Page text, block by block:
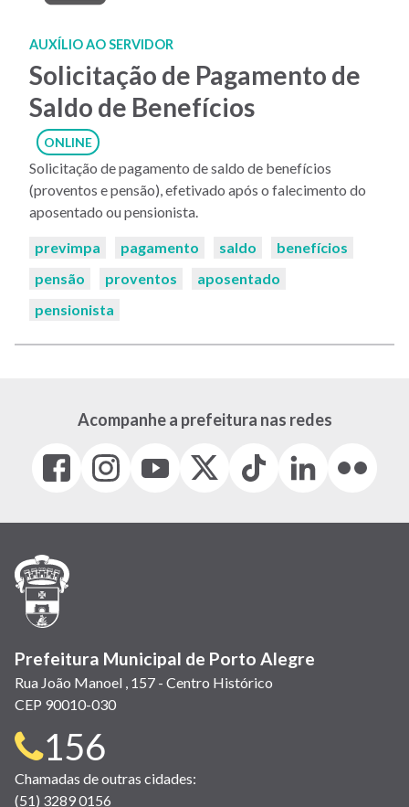
AUXÍLIO AO SERVIDOR
Solicitação de Pagamento de
Saldo de Benefícios
ONLINE
Solicitação de pagamento de saldo de benefícios
(proventos e pensão), efetivado após o falecimento do
aposentado ou pensionista.
Palavras-
previmpa pagamento saldo
benefícios
pensão
proventos
aposentado
pensionista
Acompanhe a prefeitura nas redes
Facebook
(link
em
janela)
Instagram
(link
em
(link
em
(Antigo
(link
Tiktok
(link
em
LinkedIn
(link
em
(link
em
Prefeitura Municipal de Porto Alegre
Rua João Manoel , 157 - Centro Histórico
CEP 90010-030
Telefone
para
156
Chamadas de outras cidades:
(51) 3289 0156